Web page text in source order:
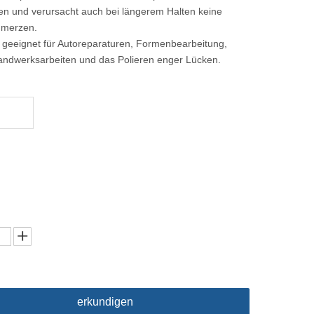
und verursacht auch bei längerem Halten keine
für Autoreparaturen, Formenbearbeitung,
und das Polieren enger Lücken.
erkundigen